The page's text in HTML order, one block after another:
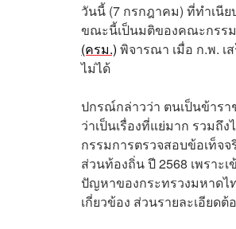
วันนี้ (7 กรกฎาคม) ที่ทำเนี
ขณะนี้เป็นมติของคณะกรรม
(ครม.) พิจารณา เมื่อ ก.พ. เ
ไม่ได้
ปกรณ์กล่าวว่า ตนเป็นข้าร
ว่าเป็นเรื่องที่แย่มาก รวมถึ
กรรมการตรวจสอบข้อเท็จ
ส่วนท้องถิ่น ปี 2568 เพราะ
ปัญหาของกระทรวงมหาดไ
เกี่ยวข้อง ส่วนรายละเอียด